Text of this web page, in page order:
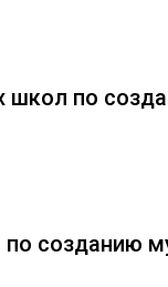
школ по
по созданию